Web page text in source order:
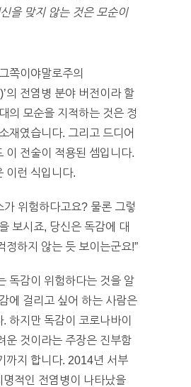
을 맞지 않는 것은 모순이
쪽이야말로주의
의 전염병 분야 버전이라 할
의 모순을 지적하는 것은 정
재였습니다. 그리고 드디어
이 전술이 적용된 셈입니다.
이런 식입니다.
가 위험하다고요? 물론 그렇
보시죠, 당신은 독감에 대
정하지 않는 듯 보이는군요!”
독감이 위험하다는 것을 알
에 걸리고 싶어 하는 사람은
하지만 독감이 코로나바이
운 것이라는 주장은 진부함
까지 합니다. 2014년 서부
명적인 전염병이 나타났을